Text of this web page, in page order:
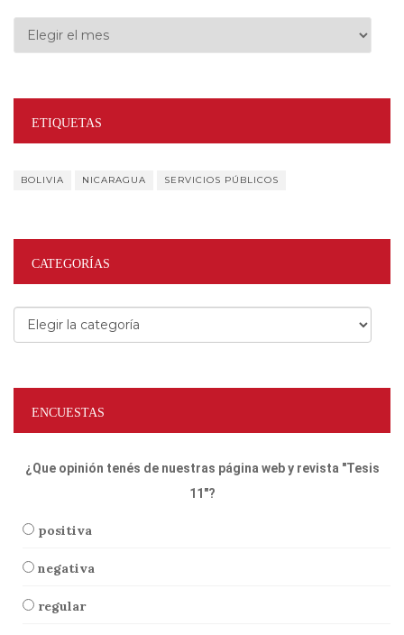
Archivos
ETIQUETAS
BOLIVIA NICARAGUA SERVICIOS PÚBLICOS
CATEGORÍAS
Categorías
ENCUESTAS
¿Que opinión tenés de nuestras página web y revista "Tesis
11"?
positiva
negativa
regular